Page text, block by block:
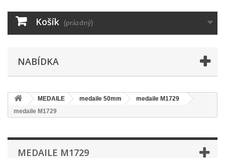
Košík (prázdný)
NABÍDKA
MEDAILE medaile 50mm
medaile M1729
medaile M1729
MEDAILE M1729